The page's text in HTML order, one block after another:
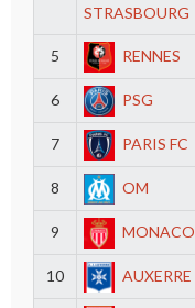
STRASBOURG
5 RENNES
6 PSG
7 PARIS FC
8 OM
9 MONACO
10 AUXERRE